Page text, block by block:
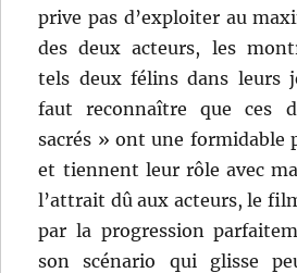
prive pas d’exploiter au
des deux acteurs, les
tels deux félins dans leurs
faut reconnaître que ces
sacrés » ont une formidable
et tiennent leur rôle avec
l’attrait dû aux acteurs, le
par la progression
son scénario qui glisse